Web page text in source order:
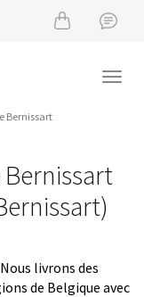
Bernissart
livrons des
de Belgique avec